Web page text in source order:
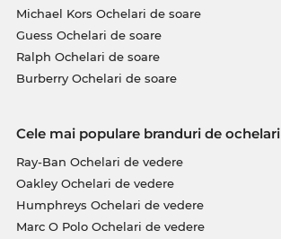
Michael Kors Ochelari de soare
Guess Ochelari de soare
Ralph Ochelari de soare
Burberry Ochelari de soare
Cele mai populare branduri de ochelari
Ray-Ban Ochelari de vedere
Oakley Ochelari de vedere
Humphreys Ochelari de vedere
Marc O Polo Ochelari de vedere